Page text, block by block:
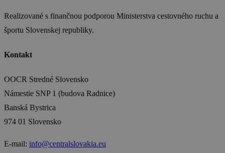
Realizované s finančnou podporou Ministerstva cestovného ruchu a
športu Slovenskej republiky.
Kontakt
OOCR Stredné Slovensko
Námestie SNP 1 (budova Radnice)
Banská Bystrica
974 01 Slovensko
E-mail: info@centralslovakia.eu